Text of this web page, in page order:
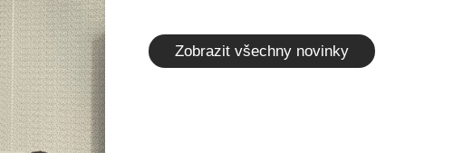
Zobrazit všechny novinky